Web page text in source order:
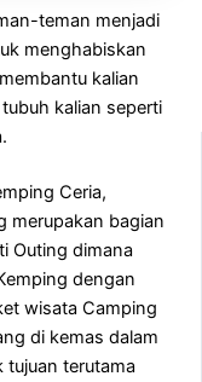
teman menjadi
menghabiskan
kalian
kalian seperti
Ceria,
merupakan bagian
Outing dimana
dengan
wisata Camping
di kemas dalam
tujuan terutama